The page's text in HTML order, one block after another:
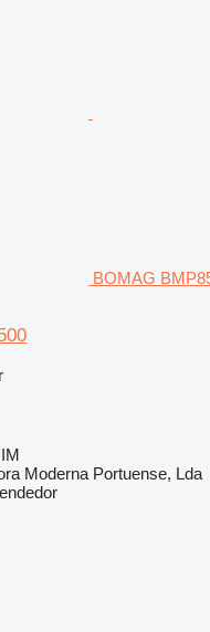
BOMAG
Moderna Portuense, Lda